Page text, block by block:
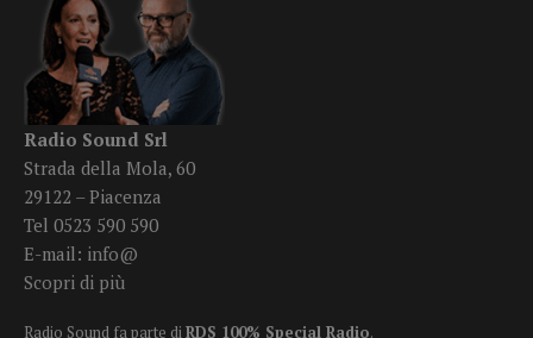
Radio Sound Srl
Strada della Mola, 60
29122 – Piacenza
Tel 0523 590 590
E-mail: info@
Scopri di più
Radio Sound fa parte di RDS 100% Special Radio.